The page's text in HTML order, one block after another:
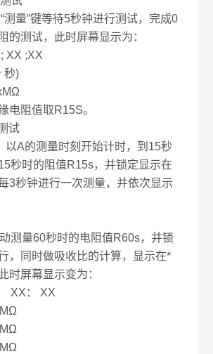
测量”键等待5秒钟进行测试，完成0
的测试，此时屏幕显示为：
XX ;XX
秒)
电阻值取R15S。
试
以A的测量时刻开始计时，到15秒
秒时的阻值R15s，并锁定显示在
3秒钟进行一次测量，并依次显示
测量60秒时的电阻值R60s，并锁
，同时做吸收比的计算，显示在*
时屏幕显示变为：
XX： XX